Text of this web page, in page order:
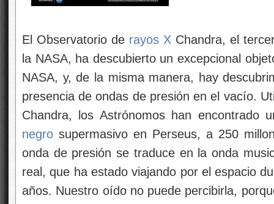
El Observatorio de rayos X Chandra, el
la NASA, ha descubierto un excepcional
NASA, y, de la misma manera, hay
presencia de ondas de presión en el vacío.
Chandra, los Astrónomos han encontrado
negro supermasivo en Perseus, a 250
onda de presión se traduce en la onda
real, que ha estado viajando por el espacio
años. Nuestro oído no puede percibirla,